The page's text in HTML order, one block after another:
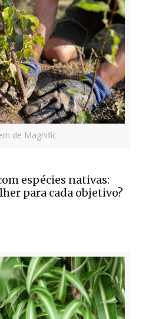
de Magnific
espécies nativas:
para cada objetivo?